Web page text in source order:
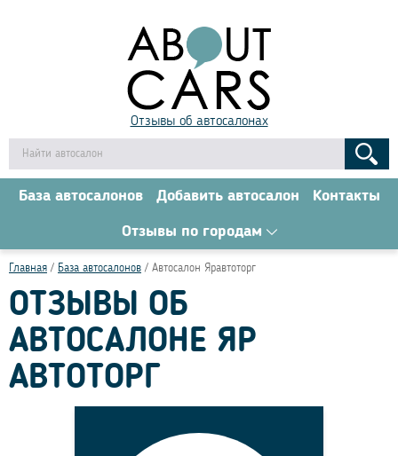
Отзывы об автосалонах
База автосалонов Добавить автосалон Контакты
Отзывы по городам
Главная База автосалонов Автосалон Яравтоторг
ОТЗЫВЫ ОБ
АВТОСАЛОНЕ ЯР
АВТОТОРГ